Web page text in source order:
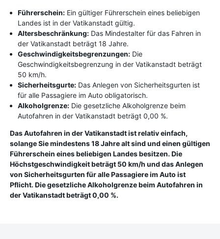
Führerschein: Ein gültiger Führerschein eines beliebigen
Landes ist in der Vatikanstadt gültig.
Altersbeschränkung: Das Mindestalter für das Fahren in
der Vatikanstadt beträgt 18 Jahre.
Geschwindigkeitsbegrenzungen: Die
Geschwindigkeitsbegrenzung in der Vatikanstadt beträgt
50 km/h.
Sicherheitsgurte: Das Anlegen von Sicherheitsgurten ist
für alle Passagiere im Auto obligatorisch.
Alkoholgrenze: Die gesetzliche Alkoholgrenze beim
Autofahren in der Vatikanstadt beträgt 0,00 %.
Das Autofahren in der Vatikanstadt ist relativ einfach,
solange Sie mindestens 18 Jahre alt sind und einen gültigen
Führerschein eines beliebigen Landes besitzen. Die
Höchstgeschwindigkeit beträgt 50 km/h und das Anlegen
von Sicherheitsgurten für alle Passagiere im Auto ist
Pflicht. Die gesetzliche Alkoholgrenze beim Autofahren in
der Vatikanstadt beträgt 0,00 %.